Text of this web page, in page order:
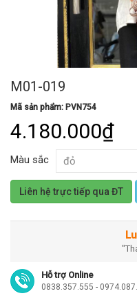
M01-019
Mã sản phẩm: PVN754
4.180.000₫
Màu sắc
Liên hệ trực tiếp qua ĐT
Hỗ trợ Online
0838.357.555 -